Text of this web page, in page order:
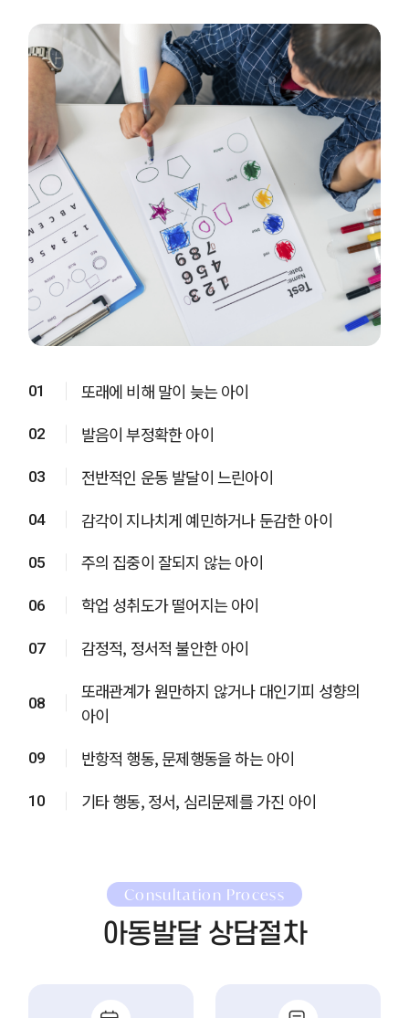
01 또래에 비해 말이 늦는 아이
02 발음이 부정확한 아이
03 전반적인 운동 발달이 느린아이
04 감각이 지나치게 예민하거나 둔감한 아이
05 주의 집중이 잘되지 않는 아이
06 학업 성취도가 떨어지는 아이
07 감정적, 정서적 불안한 아이
08
또래관계가 원만하지 않거나 대인기피 성향의
아이
09 반항적 행동, 문제행동을 하는 아이
10 기타 행동, 정서, 심리문제를 가진 아이
Consultation Process
아동발달 상담절차